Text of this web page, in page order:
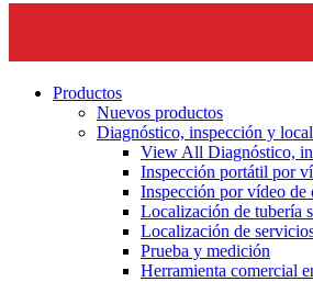
Productos
Nuevos productos
Diagnóstico, inspección y
View All Diagnóstico,
Inspección portátil por
Inspección por vídeo de
Localización de tubería
Localización de
Prueba y medición
Herramienta comercial